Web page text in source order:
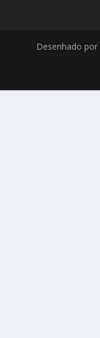
Desenhado por